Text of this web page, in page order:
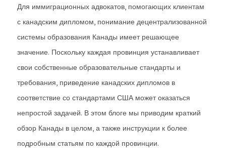
Для иммиграционных адвокатов, помогающих клиентам
с канадским дипломом, понимание децентрализованной
системы образования Канады имеет решающее
значение. Поскольку каждая провинция устанавливает
свои собственные образовательные стандарты и
требования, приведение канадских дипломов в
соответствие со стандартами США может оказаться
непростой задачей. В этом блоге мы приводим краткий
обзор Канады в целом, а также инструкции к более
подробным статьям по каждой провинции.